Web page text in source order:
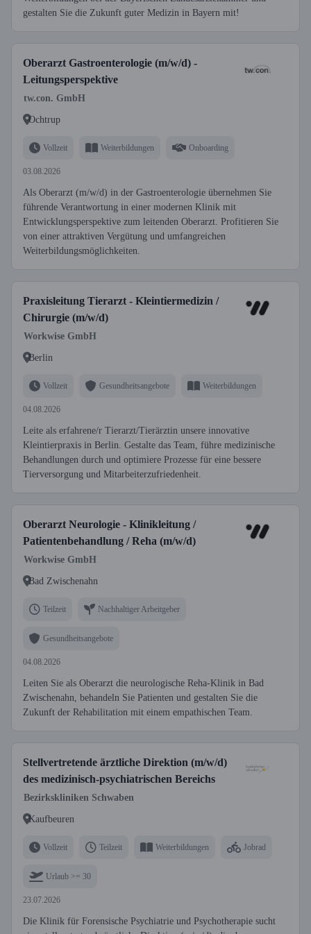
gestalten Sie die Zukunft guter Medizin in Bayern mit!
Oberarzt Gastroenterologie (m/w/d) -
Leitungsperspektive
tw.con. GmbH
Ochtrup
Vollzeit Weiterbildungen Onboarding
03.08.2026
Als Oberarzt (m/w/d) in der Gastroenterologie übernehmen Sie
führende Verantwortung in einer modernen Klinik mit
Entwicklungsperspektive zum leitenden Oberarzt. Profitieren Sie
von einer attraktiven Vergütung und umfangreichen
Weiterbildungsmöglichkeiten.
Praxisleitung Tierarzt - Kleintiermedizin /
Chirurgie (m/w/d)
Workwise GmbH
Berlin
Vollzeit Gesundheitsangebote Weiterbildungen
04.08.2026
Leite als erfahrene/r Tierarzt/Tierärztin unsere innovative
Kleintierpraxis in Berlin. Gestalte das Team, führe medizinische
Behandlungen durch und optimiere Prozesse für eine bessere
Tierversorgung und Mitarbeiterzufriedenheit.
Oberarzt Neurologie - Klinikleitung /
Patientenbehandlung / Reha (m/w/d)
Workwise GmbH
Bad Zwischenahn
Teilzeit Nachhaltiger Arbeitgeber
Gesundheitsangebote
04.08.2026
Leiten Sie als Oberarzt die neurologische Reha-Klinik in Bad
Zwischenahn, behandeln Sie Patienten und gestalten Sie die
Zukunft der Rehabilitation mit einem empathischen Team.
Stellvertretende ärztliche Direktion (m/w/d)
des medizinisch-psychiatrischen Bereichs
Bezirkskliniken Schwaben
Kaufbeuren
Vollzeit Teilzeit Weiterbildungen Jobrad
Urlaub >= 30
23.07.2026
Die Klinik für Forensische Psychiatrie und Psychotherapie sucht